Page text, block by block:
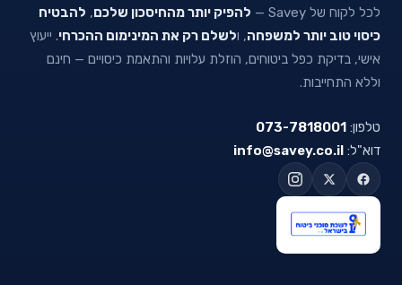
לכל לקוח של Savey —
להפיק יותר מהחיסכון שלכם, להבטיח
כיסוי טוב יותר למשפחה, ולשלם רק את המינימום ההכרחי. ייעוץ
אישי, בדיקת כפל ביטוחים, הוזלת עלויות והתאמת כיסויים — חינם
וללא התחייבות.
טלפון: 073-7818001
דוא"ל: info@savey.co.il